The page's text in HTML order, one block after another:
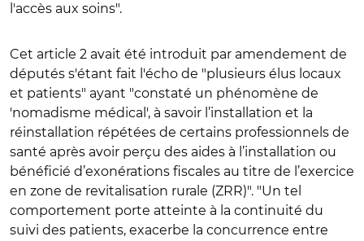
l'accès aux soins".
Cet article 2 avait été introduit par amendement de
députés s'étant fait l'écho de "plusieurs élus locaux
et patients" ayant "constaté un phénomène de
'nomadisme médical', à savoir l’installation et la
réinstallation répétées de certains professionnels de
santé après avoir perçu des aides à l’installation ou
bénéficié d’exonérations fiscales au titre de l’exercice
en zone de revitalisation rurale (ZRR)". "Un tel
comportement porte atteinte à la continuité du
suivi des patients, exacerbe la concurrence entre